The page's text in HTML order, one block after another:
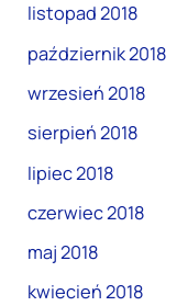
listopad 2018
październik 2018
wrzesień 2018
sierpień 2018
lipiec 2018
czerwiec 2018
maj 2018
kwiecień 2018